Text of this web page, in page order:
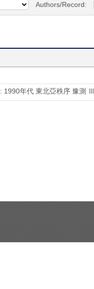
Authors/Record:
1990年代 東北亞秩序 豫測 Ⅲ